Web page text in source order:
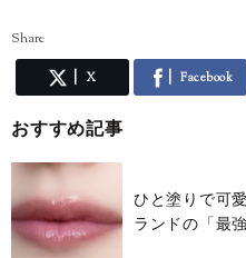
Share
X Facebook
おすすめ記事
ひと塗りで可
ランドの「最